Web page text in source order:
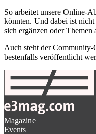
So arbeitet unsere Online-
könnten. Und dabei ist
sich ergänzen oder
Auch steht der Community-
bestenfalls veröffentlicht
Magazine
Events